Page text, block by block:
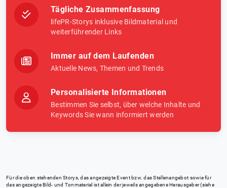
Tägliche Zusammenfassung
lifePR-Storys inklusive Bildmaterial und
weiterführender Links
Immer auf dem Laufenden
Aktuelle News, Themen und Trends
Personalisierte Informationen
Bestimmen Sie selbst, über welche Inhalte und
Keywords Sie wann informiert werden
Für die oben stehenden Storys, das angezeigte Event bzw. das Stellenangebot sowie für
das angezeigte Bild- und Tonmaterial ist allein der jeweils angegebene Herausgeber (siehe